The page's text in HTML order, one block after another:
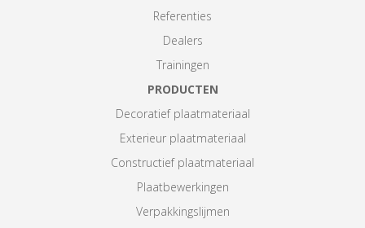
Referenties
Dealers
Trainingen
PRODUCTEN
Decoratief plaatmateriaal
Exterieur plaatmateriaal
Constructief plaatmateriaal
Plaatbewerkingen
Verpakkingslijmen